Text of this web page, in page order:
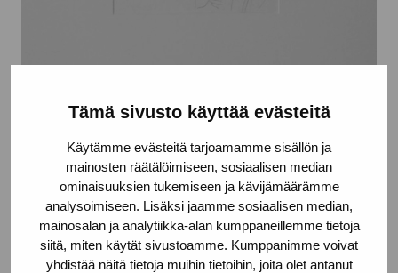
Tämä sivusto käyttää evästeitä
Käytämme evästeitä tarjoamamme sisällön ja
mainosten räätälöimiseen, sosiaalisen median
ominaisuuksien tukemiseen ja kävijämäärämme
analysoimiseen. Lisäksi jaamme sosiaalisen median,
mainosalan ja analytiikka-alan kumppaneillemme tietoja
siitä, miten käytät sivustoamme. Kumppanimme voivat
yhdistää näitä tietoja muihin tietoihin, joita olet antanut
Mourning
Lindman Pia
Lakonikon
Lindman Pia, 2003